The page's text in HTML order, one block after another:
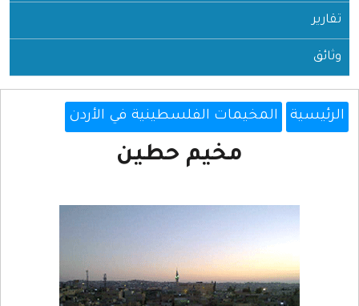
تقارير
وثائق
الرئيسية المخيمات الفلسطينية في الأردن
مخيم حطين